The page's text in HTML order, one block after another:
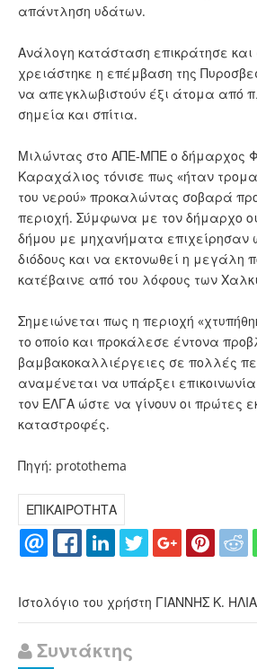
απάντληση υδάτων.
Ανάλογη κατάσταση επικράτησε
χρειάστηκε η επέμβαση της
να απεγκλωβιστούν έξι άτομα από
σημεία και σπίτια.
Μιλώντας στο ΑΠΕ-ΜΠΕ ο δήμαρχος
Καραχάλιος τόνισε πως «ήταν
του νερού» προκαλώντας σοβαρά
περιοχή. Σύμφωνα με τον δήμαρχο
δήμου με μηχανήματα επιχείρησαν
διόδους και να εκτονωθεί η μεγάλη
κατέβαινε από του λόφους των
Σημειώνεται πως η περιοχή
το οποίο και προκάλεσε έντονα
βαμβακοκαλλιέργειες σε πολλές
αναμένεται να υπάρξει
τον ΕΛΓΑ ώστε να γίνουν οι πρώτες
καταστροφές.
Πηγή: protothema
ΕΠΙΚΑΙΡΟΤΗΤΑ
Ιστολόγιο του χρήστη ΓΙΑΝΝΗΣ Κ.
Συντάκτης